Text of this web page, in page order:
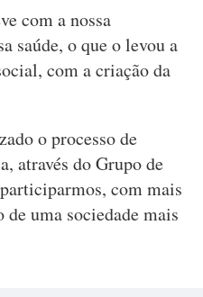
com a nossa
saúde, o que o levou a
com a criação da
o processo de
através do Grupo de
com mais
uma sociedade mais